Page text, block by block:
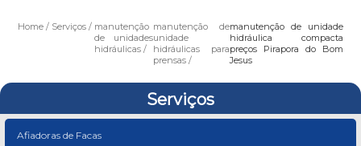
Home Serviços
manutenção
de unidades
hidráulicas
manutenção de
unidade
hidráulicas para
prensas
manutenção de unidade
hidráulica compacta
preços Pirapora do Bom
Jesus
Serviços
Afiadoras de Facas